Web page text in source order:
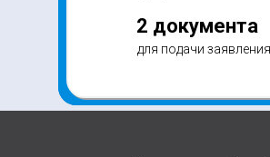
2 документа
для подачи заявления